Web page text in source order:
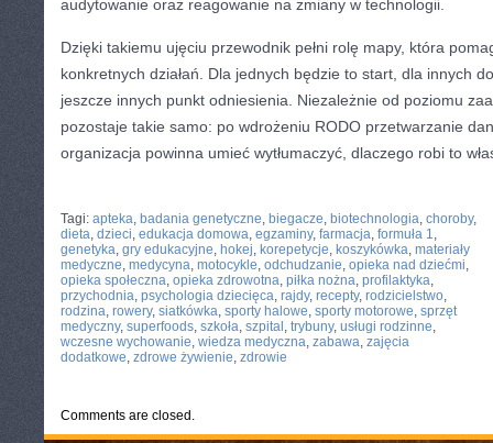
audytowanie oraz reagowanie na zmiany w technologii.
Dzięki takiemu ujęciu przewodnik pełni rolę mapy, która
konkretnych działań. Dla jednych będzie to start, dla innych
jeszcze innych punkt odniesienia. Niezależnie od poziomu
pozostaje takie samo: po wdrożeniu RODO przetwarzanie
organizacja powinna umieć wytłumaczyć, dlaczego robi to
Tagi: apteka, badania genetyczne, biegacze, biotechnologia, choroby,
dieta, dzieci, edukacja domowa, egzaminy, farmacja, formuła 1,
genetyka, gry edukacyjne, hokej, korepetycje, koszykówka, materiały
medyczne, medycyna, motocykle, odchudzanie, opieka nad dziećmi,
opieka społeczna, opieka zdrowotna, piłka nożna, profilaktyka,
przychodnia, psychologia dziecięca, rajdy, recepty, rodzicielstwo,
rodzina, rowery, siatkówka, sporty halowe, sporty motorowe, sprzęt
medyczny, superfoods, szkoła, szpital , trybuny, usługi rodzinne,
wczesne wychowanie, wiedza medyczna, zabawa, zajęcia
dodatkowe, zdrowe żywienie, zdrowie
Comments are closed.